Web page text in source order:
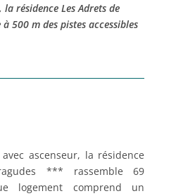
résidence Les Adrets de
500 m des pistes accessibles
ascenseur, la résidence
*** rassemble 69
logement comprend un